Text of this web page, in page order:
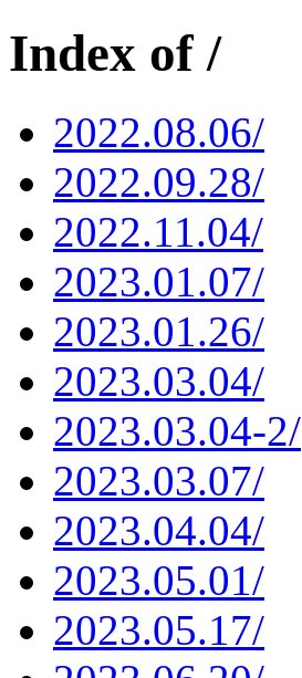
Index of /
2022.08.06/
2022.09.28/
2022.11.04/
2023.01.07/
2023.01.26/
2023.03.04/
2023.03.04-2/
2023.03.07/
2023.04.04/
2023.05.01/
2023.05.17/